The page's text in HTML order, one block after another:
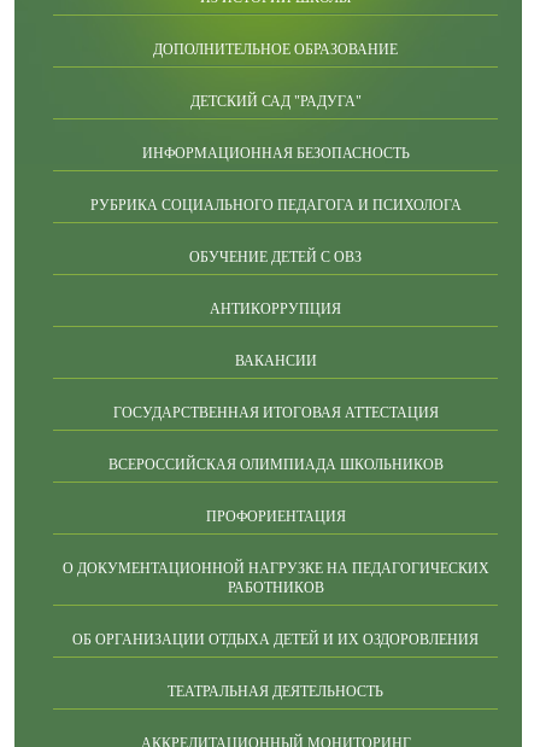
ДОПОЛНИТЕЛЬНОЕ ОБРАЗОВАНИЕ
ДЕТСКИЙ САД "РАДУГА"
ИНФОРМАЦИОННАЯ БЕЗОПАСНОСТЬ
РУБРИКА СОЦИАЛЬНОГО ПЕДАГОГА И ПСИХОЛОГА
ОБУЧЕНИЕ ДЕТЕЙ С ОВЗ
АНТИКОРРУПЦИЯ
ВАКАНСИИ
ГОСУДАРСТВЕННАЯ ИТОГОВАЯ АТТЕСТАЦИЯ
ВСЕРОССИЙСКАЯ ОЛИМПИАДА ШКОЛЬНИКОВ
ПРОФОРИЕНТАЦИЯ
О ДОКУМЕНТАЦИОННОЙ НАГРУЗКЕ НА ПЕДАГОГИЧЕСКИХ
РАБОТНИКОВ
ОБ ОРГАНИЗАЦИИ ОТДЫХА ДЕТЕЙ И ИХ ОЗДОРОВЛЕНИЯ
ТЕАТРАЛЬНАЯ ДЕЯТЕЛЬНОСТЬ
АККРЕДИТАЦИОННЫЙ МОНИТОРИНГ